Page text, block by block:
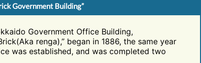
Government Building”
Government Office Building,
renga),” began in 1886, the same year
was established, and was completed two